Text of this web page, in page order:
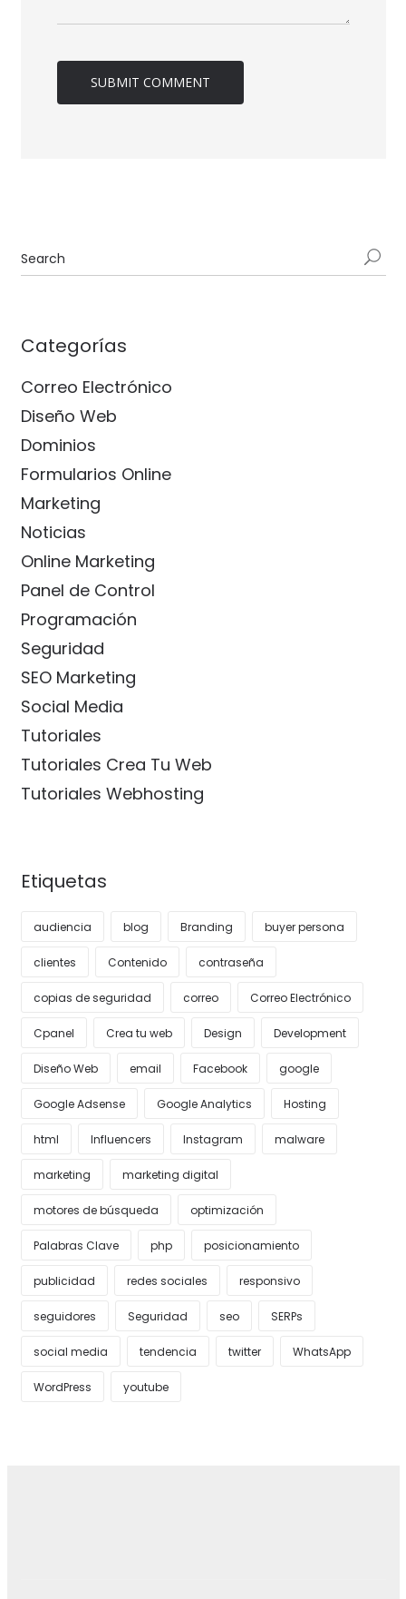
Categorías
Correo Electrónico
Diseño Web
Dominios
Formularios Online
Marketing
Noticias
Online Marketing
Panel de Control
Programación
Seguridad
SEO Marketing
Social Media
Tutoriales
Tutoriales Crea Tu Web
Tutoriales Webhosting
Etiquetas
audiencia blog Branding buyer persona
clientes Contenido contraseña
copias de seguridad correo Correo Electrónico
Cpanel Crea tu web Design Development
Diseño Web email Facebook google
Google Adsense Google Analytics Hosting
html Influencers Instagram malware
marketing marketing digital
motores de búsqueda optimización
Palabras Clave php posicionamiento
publicidad redes sociales responsivo
seguidores Seguridad seo SERPs
social media tendencia twitter WhatsApp
WordPress youtube